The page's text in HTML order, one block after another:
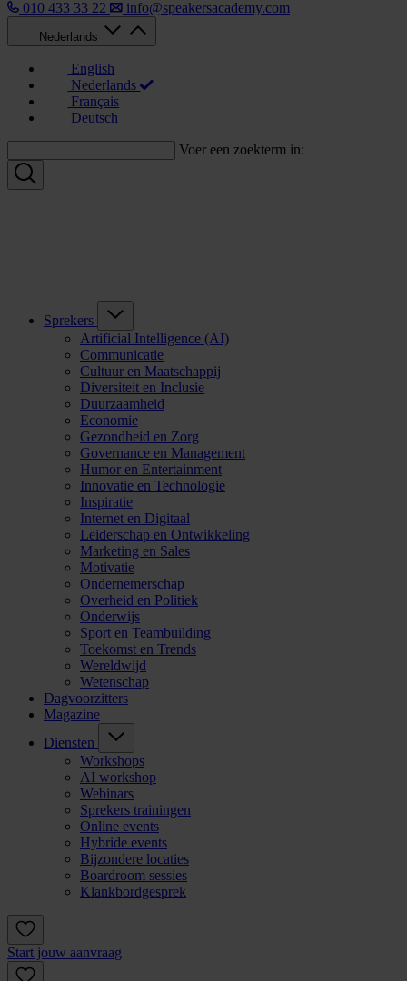
010 433 33 22
info@speakersacademy.com
Nederlands
English
Nederlands
Français
Deutsch
Voer een zoekterm in:
Sprekers
Artificial Intelligence (AI)
Communicatie
Cultuur en Maatschappij
Diversiteit en Inclusie
Duurzaamheid
Economie
Gezondheid en Zorg
Governance en Management
Humor en Entertainment
Innovatie en Technologie
Inspiratie
Internet en Digitaal
Leiderschap en Ontwikkeling
Marketing en Sales
Motivatie
Ondernemerschap
Overheid en Politiek
Onderwijs
Sport en Teambuilding
Toekomst en Trends
Wereldwijd
Wetenschap
Dagvoorzitters
Magazine
Diensten
Workshops
AI workshop
Webinars
Sprekers trainingen
Online events
Hybride events
Bijzondere locaties
Boardroom sessies
Klankbordgesprek
Start jouw aanvraag